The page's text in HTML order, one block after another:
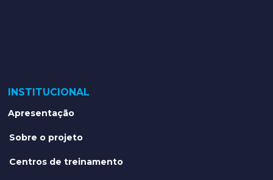
INSTITUCIONAL
Apresentação
Sobre o projeto
Centros de treinamento